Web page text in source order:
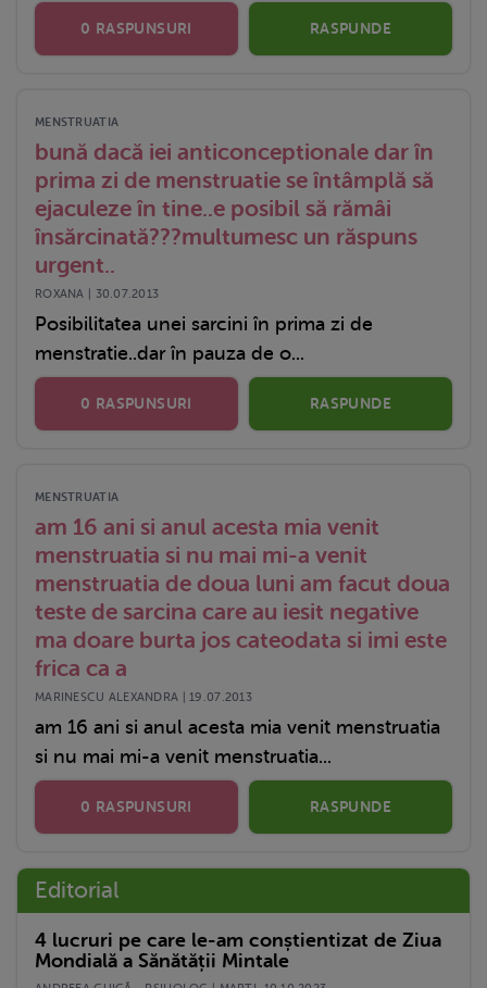
0 RASPUNSURI RASPUNDE
MENSTRUATIA
bună dacă iei anticonceptionale dar în
prima zi de menstruatie se întâmplă să
ejaculeze în tine..e posibil să rămâi
însărcinată???multumesc un răspuns
urgent..
ROXANA | 30.07.2013
Posibilitatea unei sarcini în prima zi de
menstratie..dar în pauza de o...
0 RASPUNSURI RASPUNDE
MENSTRUATIA
am 16 ani si anul acesta mia venit
menstruatia si nu mai mi-a venit
menstruatia de doua luni am facut doua
teste de sarcina care au iesit negative
ma doare burta jos cateodata si imi este
frica ca a
MARINESCU ALEXANDRA | 19.07.2013
am 16 ani si anul acesta mia venit menstruatia
si nu mai mi-a venit menstruatia...
0 RASPUNSURI RASPUNDE
Editorial
4 lucruri pe care le-am conștientizat de Ziua
Mondială a Sănătății Mintale